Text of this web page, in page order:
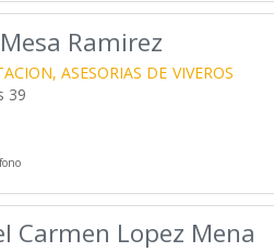
Ramirez
ASESORIAS DE VIVEROS
39
Carmen Lopez Mena